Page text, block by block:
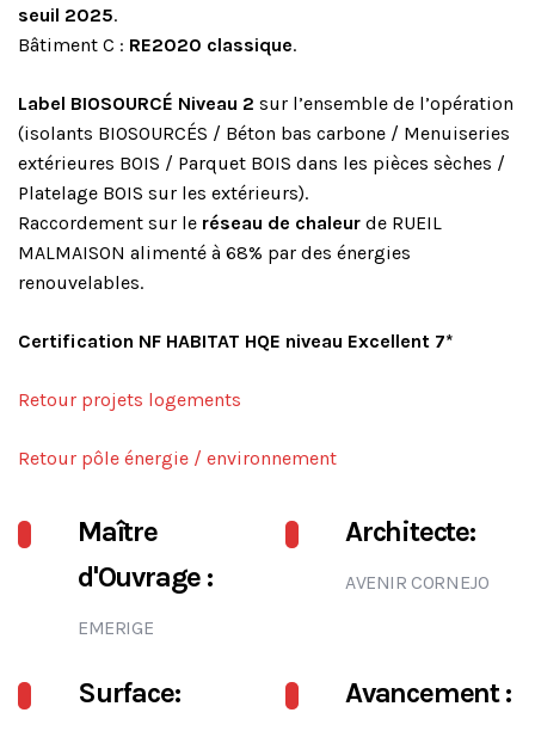
seuil 2025.
Bâtiment C : RE2020 classique.
Label BIOSOURCÉ Niveau 2 sur l’ensemble de l’opération
(isolants BIOSOURCÉS / Béton bas carbone / Menuiseries
extérieures BOIS / Parquet BOIS dans les pièces sèches /
Platelage BOIS sur les extérieurs).
Raccordement sur le réseau de chaleur de RUEIL
MALMAISON alimenté à 68% par des énergies
renouvelables.
Certification NF HABITAT HQE niveau Excellent 7*
Retour projets logements
Retour pôle énergie / environnement
Maître
d'Ouvrage :
EMERIGE
Architecte:
AVENIR CORNEJO
Surface: Avancement :